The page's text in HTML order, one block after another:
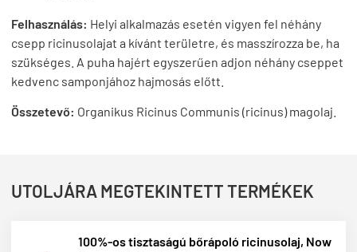
Felhasználás: Helyi alkalmazás esetén vigyen fel néhány
csepp ricinusolajat a kívánt területre, és masszírozza be, ha
szükséges. A puha hajért egyszerűen adjon néhány cseppet
kedvenc samponjához hajmosás előtt.
Összetevő: Organikus Ricinus Communis (ricinus) magolaj.
UTOLJÁRA MEGTEKINTETT TERMÉKEK
100%-os tisztaságú bőrápoló ricinusolaj, Now